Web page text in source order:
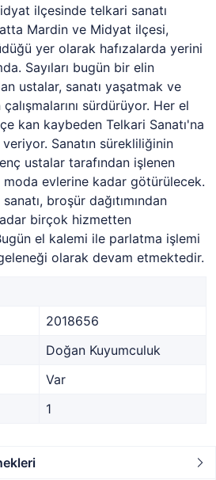
ilçesinde telkari sanatı
Mardin ve Midyat ilçesi,
yer olarak hafızalarda yerini
Sayıları bugün bir elin
ustalar, sanatı yaşatmak ve
sürdürüyor. Her el
kan kaybeden Telkari Sanatı'na
Sanatın sürekliliğinin
ustalar tarafından işlenen
evlerine kadar götürülecek.
broşür dağıtımından
birçok hizmetten
el kalemi ile parlatma işlemi
olarak devam etmektedir.
2018656
Doğan Kuyumculuk
Var
1